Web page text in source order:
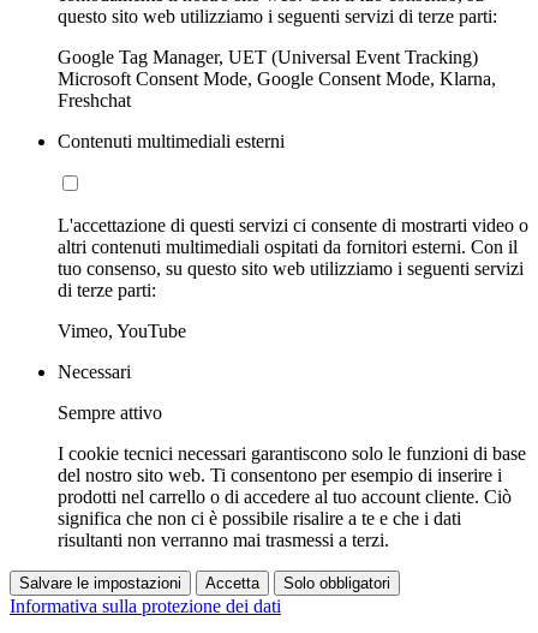
questo sito web utilizziamo i seguenti servizi di terze parti:
Google Tag Manager, UET (Universal Event Tracking)
Microsoft Consent Mode, Google Consent Mode, Klarna,
Freshchat
Contenuti multimediali esterni
L'accettazione di questi servizi ci consente di mostrarti video o
altri contenuti multimediali ospitati da fornitori esterni. Con il
tuo consenso, su questo sito web utilizziamo i seguenti servizi
di terze parti:
Vimeo, YouTube
Necessari
Sempre attivo
I cookie tecnici necessari garantiscono solo le funzioni di base
del nostro sito web. Ti consentono per esempio di inserire i
prodotti nel carrello o di accedere al tuo account cliente. Ciò
significa che non ci è possibile risalire a te e che i dati
risultanti non verranno mai trasmessi a terzi.
Salvare le impostazioni Accetta Solo obbligatori
Informativa sulla protezione dei dati